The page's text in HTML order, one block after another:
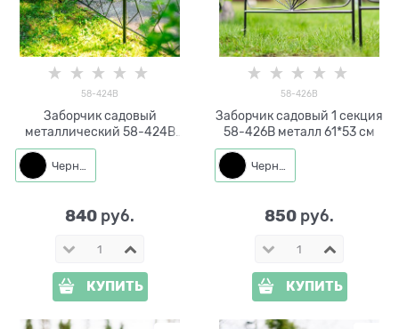
58-424B
Заборчик садовый
металлический 58-424B
черный высота 60см
840 руб.
КУПИТЬ
58-426B
Заборчик садовый 1 секция
58-426B металл 61*53 см
850 руб.
КУПИТЬ